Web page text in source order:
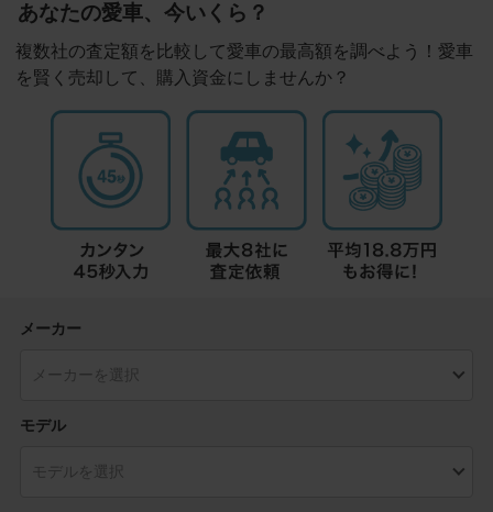
あなたの愛車、今いくら？
複数社の査定額を比較して愛車の最高額を調べよう！愛車
を賢く売却して、購入資金にしませんか？
メーカー
モデル